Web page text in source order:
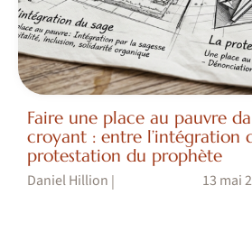
Faire une place au pauvre
croyant : entre l’intégration
protestation du prophète
Daniel Hillion | 13 mai